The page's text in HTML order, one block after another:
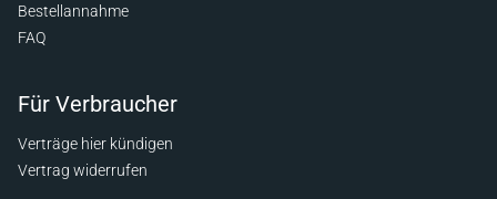
Bestellannahme
FAQ
Für Verbraucher
Verträge hier kündigen
Vertrag widerrufen